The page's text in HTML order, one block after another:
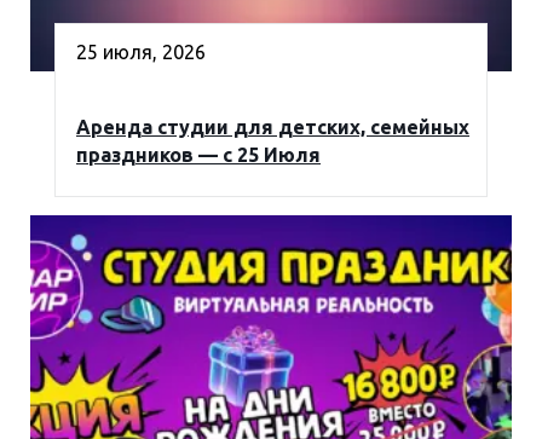
25 июля, 2026
Аренда студии для детских, семейных
праздников — с 25 Июля